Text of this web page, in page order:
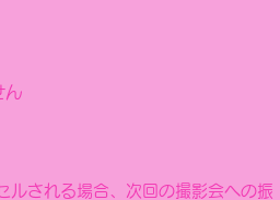
ん
ルされる場合、次回の撮影会への振